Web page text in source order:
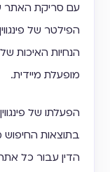
עם סריקת האתר
הפילטר של
הנחיות האיכות
מופעלת מיידית.
הפעלתו של
בתוצאות החיפוש
הדין עבור כל